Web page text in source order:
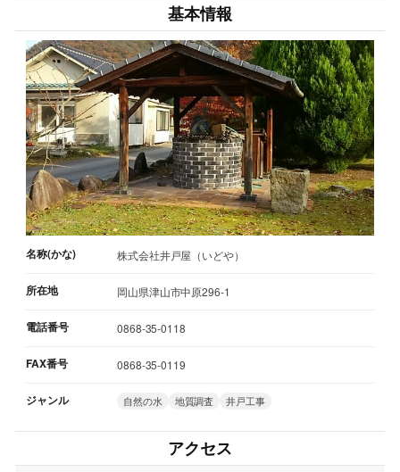
基本情報
名称(かな) 株式会社井戸屋（いどや）
所在地 岡山県津山市中原296-1
電話番号 0868-35-0118
FAX番号 0868-35-0119
ジャンル 自然の水 地質調査 井戸工事
アクセス